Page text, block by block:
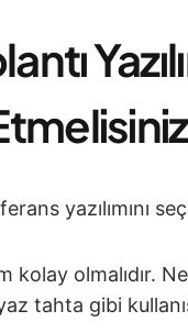
yazılımını
kolay olmalıdır.
tahta gibi